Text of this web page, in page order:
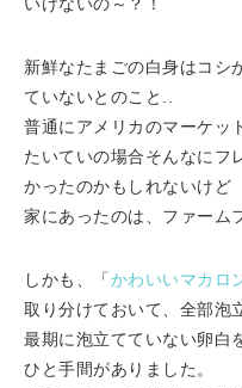
新鮮なたまごの白身はコシ
ていないとのこと..
普通にアメリカのマーケッ
たいていの場合そんなにフ
かったのかもしれないけど
家にあったのは、ファーム
しかも、「かわいいマカロ
取り分けておいて、全部泡
最期に泡立てていない卵白
ひと手間がありました。